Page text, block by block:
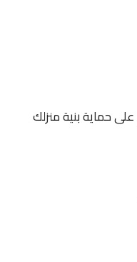
على حماية بنية منزلك